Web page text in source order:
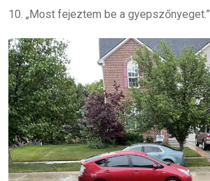
10. „Most fejeztem be a gyepszőnyeget.”